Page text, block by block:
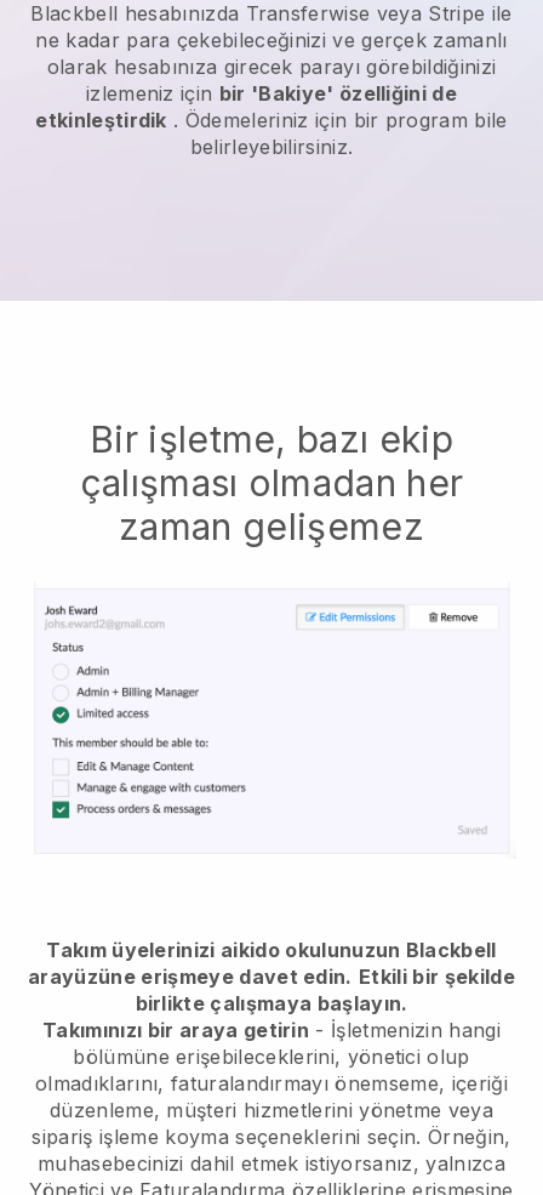
Blackbell hesabınızda Transferwise veya Stripe ile
ne kadar para çekebileceğinizi ve gerçek zamanlı
olarak hesabınıza girecek parayı görebildiğinizi
izlemeniz için bir 'Bakiye' özelliğini de
etkinleştirdik . Ödemeleriniz için bir program bile
belirleyebilirsiniz.
Bir işletme, bazı ekip
çalışması olmadan her
zaman gelişemez
Takım üyelerinizi aikido okulunuzun Blackbell
arayüzüne erişmeye davet edin. Etkili bir şekilde
birlikte çalışmaya başlayın.
Takımınızı bir araya getirin - İşletmenizin hangi
bölümüne erişebileceklerini, yönetici olup
olmadıklarını, faturalandırmayı önemseme, içeriği
düzenleme, müşteri hizmetlerini yönetme veya
sipariş işleme koyma seçeneklerini seçin. Örneğin,
muhasebecinizi dahil etmek istiyorsanız, yalnızca
Yönetici ve Faturalandırma özelliklerine erişmesine